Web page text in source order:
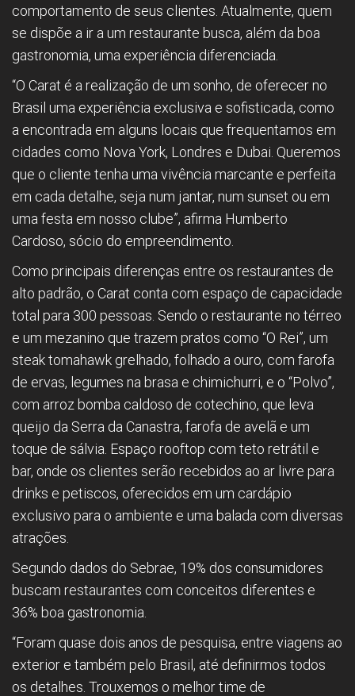
comportamento de seus clientes. Atualmente, quem
se dispõe a ir a um restaurante busca, além da boa
gastronomia, uma experiência diferenciada.
“O Carat é a realização de um sonho, de oferecer no
Brasil uma experiência exclusiva e sofisticada, como
a encontrada em alguns locais que frequentamos em
cidades como Nova York, Londres e Dubai. Queremos
que o cliente tenha uma vivência marcante e perfeita
em cada detalhe, seja num jantar, num sunset ou em
uma festa em nosso clube”, afirma Humberto
Cardoso, sócio do empreendimento.
Como principais diferenças entre os restaurantes de
alto padrão, o Carat conta com espaço de capacidade
total para 300 pessoas. Sendo o restaurante no térreo
e um mezanino que trazem pratos como “O Rei”, um
steak tomahawk grelhado, folhado a ouro, com farofa
de ervas, legumes na brasa e chimichurri, e o “Polvo”,
com arroz bomba caldoso de cotechino, que leva
queijo da Serra da Canastra, farofa de avelã e um
toque de sálvia. Espaço rooftop com teto retrátil e
bar, onde os clientes serão recebidos ao ar livre para
drinks e petiscos, oferecidos em um cardápio
exclusivo para o ambiente e uma balada com diversas
atrações.
Segundo dados do Sebrae, 19% dos consumidores
buscam restaurantes com conceitos diferentes e
36% boa gastronomia.
“Foram quase dois anos de pesquisa, entre viagens ao
exterior e também pelo Brasil, até definirmos todos
os detalhes. Trouxemos o melhor time de